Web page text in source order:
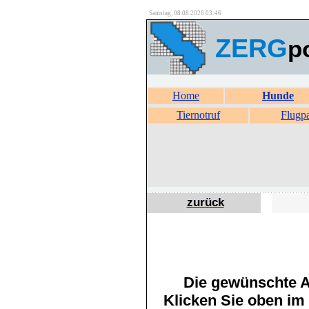
Samstag, 08.08.2026 03:46
ZERG
Home
Hunde
Tiernotruf
zurück
Die gewünschte
Klicken Sie oben